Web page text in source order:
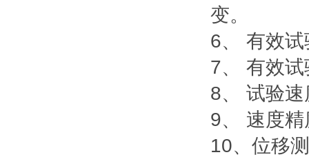
变。
6、 有效
7、 有效
8、 试验
9、 速度
10、位移